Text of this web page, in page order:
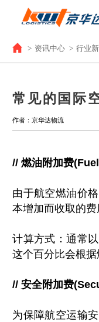
> 资讯中心 > 行业
常见的国际
作者：京华达物流
// 燃油附加费
由于航空燃油价
本增加而收取的费
计算方式：通常
这个百分比会根据
// 安全附加费
为保障航空运输